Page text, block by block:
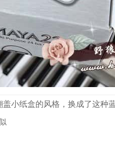
小纸盒的风格，换成了这种